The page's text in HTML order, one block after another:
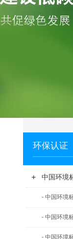
环保认证
+ 中国环境
- 中国环境
- 中国环境
- 中国环境